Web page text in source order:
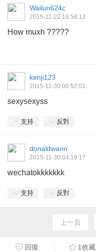
Wailun624c
2015-11-22 16:58:13
How muxh ?????
kenji123
2015-11-30 00:52:01
sexysexyss
支持 反對
donaldwann
2015-11-30 04:19:17
wechatokkkkkkk
支持 反對
上一頁
回復 1收藏